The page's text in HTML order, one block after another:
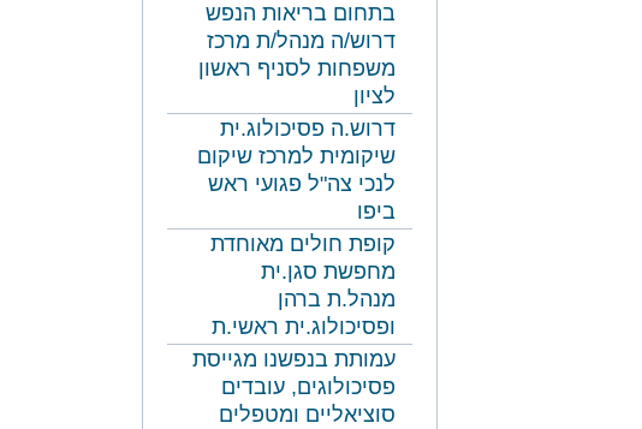
בתחום בריאות הנפש
דרוש/ה מנהל/ת מרכז
משפחות לסניף ראשון
לציון
דרוש.ה פסיכולוג.ית
שיקומית למרכז שיקום
לנכי צה"ל פגועי ראש
ביפו
קופת חולים מאוחדת
מחפשת סגן.ית
מנהל.ת ברהן
ופסיכולוג.ית ראשי.ת
עמותת בנפשנו מגייסת
פסיכולוגים, עובדים
סוציאליים ומטפלים